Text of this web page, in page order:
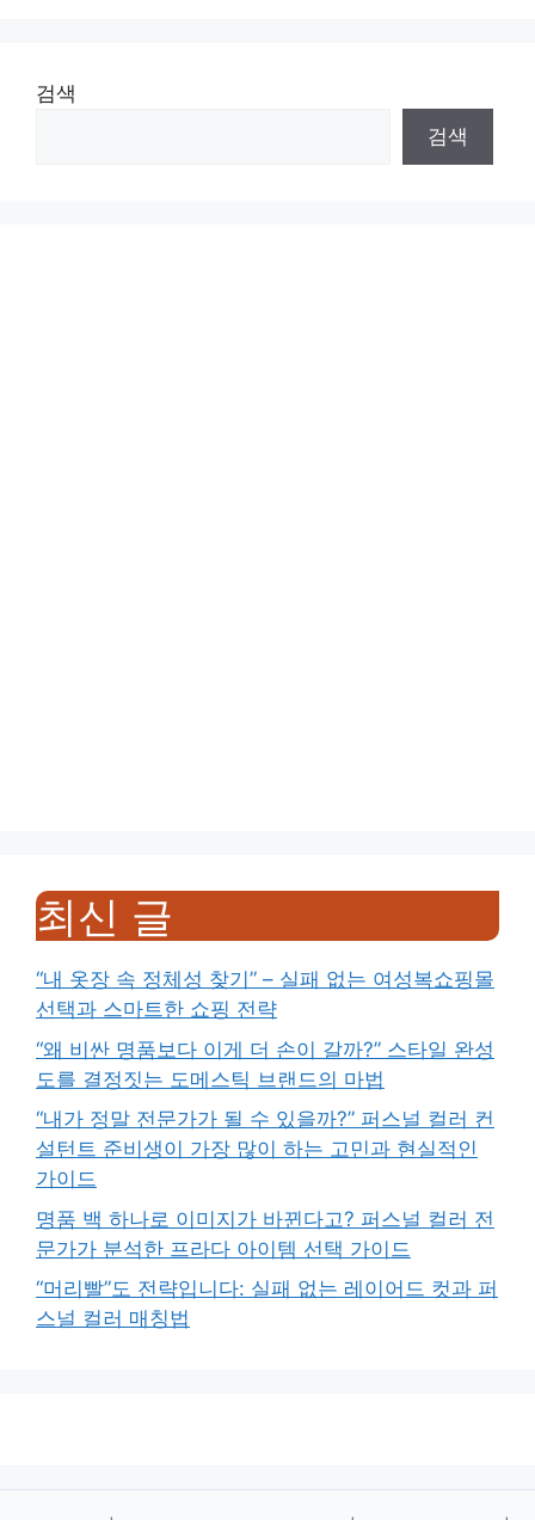
검색
검색
최신 글
“내 옷장 속 정체성 찾기” – 실패 없는 여성복쇼핑몰
선택과 스마트한 쇼핑 전략
“왜 비싼 명품보다 이게 더 손이 갈까?” 스타일 완성
도를 결정짓는 도메스틱 브랜드의 마법
“내가 정말 전문가가 될 수 있을까?” 퍼스널 컬러 컨
설턴트 준비생이 가장 많이 하는 고민과 현실적인
가이드
명품 백 하나로 이미지가 바뀐다고? 퍼스널 컬러 전
문가가 분석한 프라다 아이템 선택 가이드
“머리빨”도 전략입니다: 실패 없는 레이어드 컷과 퍼
스널 컬러 매칭법